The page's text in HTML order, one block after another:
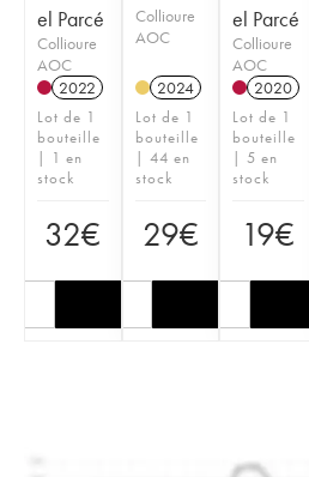
el Parcé
Collioure
AOC
2022
Lot de 1
bouteille
| 1 en
stock
32€
Collioure
AOC
2024
Lot de 1
bouteille
| 44 en
stock
29€
el Parcé
Collioure
AOC
2020
Lot de 1
bouteille
| 5 en
stock
19€